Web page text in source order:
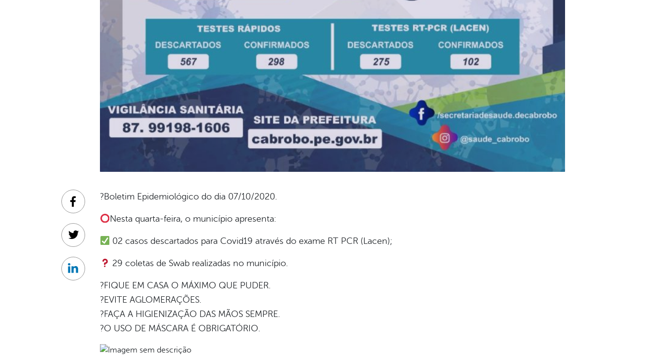
?Boletim Epidemiológico do dia 07/10/2020.
Nesta quarta-feira, o município apresenta:
02 casos descartados para Covid19 através do exame RT PCR (Lacen);
29 coletas de Swab realizadas no município.
?FIQUE EM CASA O MÁXIMO QUE PUDER.
?EVITE AGLOMERAÇÕES.
?FAÇA A HIGIENIZAÇÃO DAS MÃOS SEMPRE.
?O USO DE MÁSCARA É OBRIGATÓRIO.
Facebook
Twitter
Linkedin